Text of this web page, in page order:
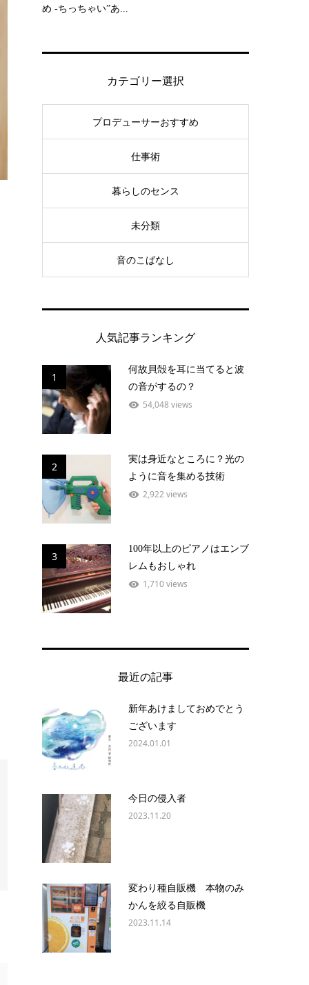
め -ちっちゃい”あ...
カテゴリー選択
プロデューサーおすすめ
仕事術
暮らしのセンス
未分類
音のこばなし
人気記事ランキング
1
何故貝殻を耳に当てると波
の音がするの？
54,048 views
2
実は身近なところに？光の
ように音を集める技術
2,922 views
3
100年以上のピアノはエンブ
レムもおしゃれ
1,710 views
最近の記事
新年あけましておめでとう
ございます
2024.01.01
今日の侵入者
2023.11.20
変わり種自販機 本物のみ
かんを絞る自販機
2023.11.14